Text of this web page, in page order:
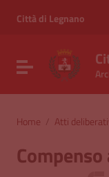
Vai al menu di
Città di Legnano
Attiva / disattiva
Home / Atti